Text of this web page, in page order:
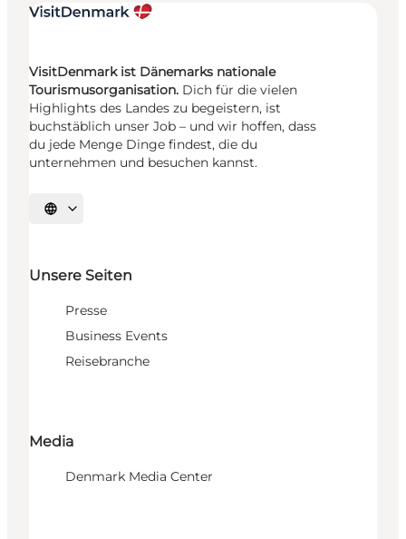
VisitDenmark ist Dänemarks nationale
Tourismusorganisation. Dich für die vielen
Highlights des Landes zu begeistern, ist
buchstäblich unser Job – und wir hoffen, dass
du jede Menge Dinge findest, die du
unternehmen und besuchen kannst.
Sprache auswählen
Unsere Seiten
Presse
Business Events
Reisebranche
Media
Denmark Media Center